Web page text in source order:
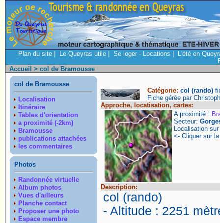
Plan du site Le Queyras utile Se loger - Locations
L'été en
Accueil > col de Bramousse
col de Bramousse
Localisation
Itinéraire
Tables d'orientation
a proximité (-2km)
Bramousse
publications attachées
les commentaires
Photos
Randonnée virtuelle
Album photos
Vues d'ailleurs
Planche contact
Proposer une photo
Espace membre
Catégorie: col (rando)
Fiche gérée par
Approche, locatisation, cartes:
A proximité :
Secteur:
Localisation sur
<- Cliquer sur
Description:
col (rando)
- Altitude : 2251